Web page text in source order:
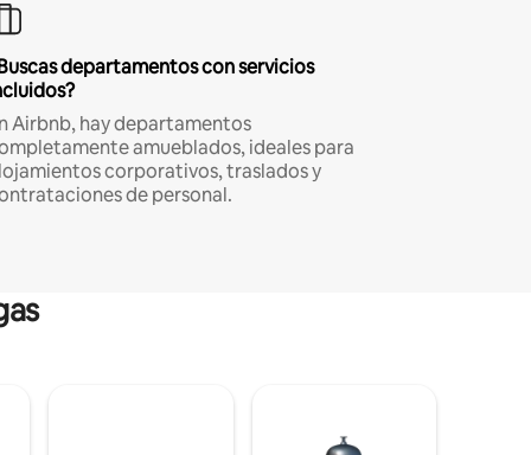
departamentos con servicios
Airbnb, hay departamentos
amueblados, ideales para
corporativos, traslados y
de personal.